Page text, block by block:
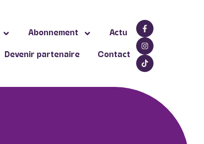
Abonnement Actu
Devenir partenaire Contact